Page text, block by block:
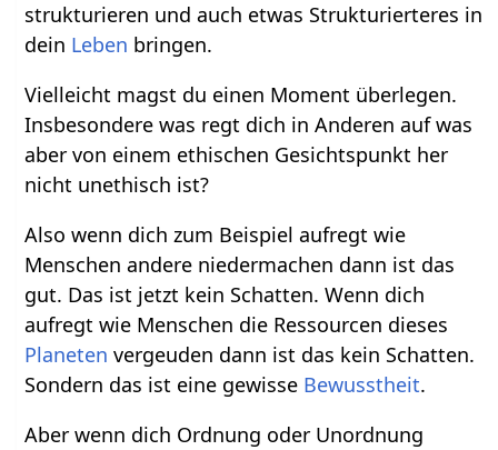
strukturieren und auch etwas Strukturierteres in
dein Leben bringen.
Vielleicht magst du einen Moment überlegen.
Insbesondere was regt dich in Anderen auf was
aber von einem ethischen Gesichtspunkt her
nicht unethisch ist?
Also wenn dich zum Beispiel aufregt wie
Menschen andere niedermachen dann ist das
gut. Das ist jetzt kein Schatten. Wenn dich
aufregt wie Menschen die Ressourcen dieses
Planeten vergeuden dann ist das kein Schatten.
Sondern das ist eine gewisse Bewusstheit.
Aber wenn dich Ordnung oder Unordnung